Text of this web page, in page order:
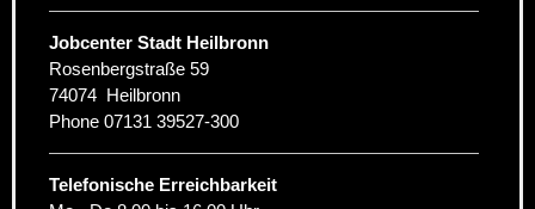
Jobcenter Stadt Heilbronn
Rosenbergstraße 59
74074 Heilbronn
Phone 07131 39527-300
Telefonische Erreichbarkeit